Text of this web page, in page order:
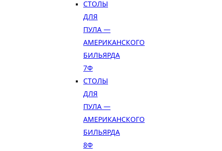
СТОЛЫ
ДЛЯ
ПУЛА —
АМЕРИКАНСКОГО
БИЛЬЯРДА
7Ф
СТОЛЫ
ДЛЯ
ПУЛА —
АМЕРИКАНСКОГО
БИЛЬЯРДА
8Ф